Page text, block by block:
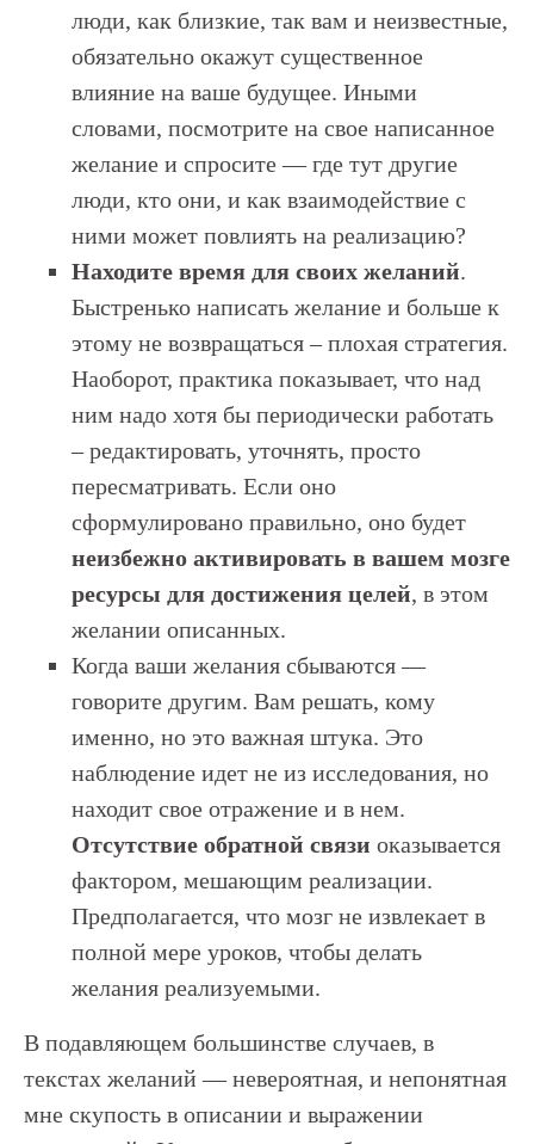
люди, как близкие, так вам и неизвестные,
обязательно окажут существенное
влияние на ваше будущее. Иными
словами, посмотрите на свое написанное
желание и спросите — где тут другие
люди, кто они, и как взаимодействие с
ними может повлиять на реализацию?
Находите время для своих желаний.
Быстренько написать желание и больше к
этому не возвращаться – плохая стратегия.
Наоборот, практика показывает, что над
ним надо хотя бы периодически работать
– редактировать, уточнять, просто
пересматривать. Если оно
сформулировано правильно, оно будет
неизбежно активировать в вашем мозге
ресурсы для достижения целей, в этом
желании описанных.
Когда ваши желания сбываются —
говорите другим. Вам решать, кому
именно, но это важная штука. Это
наблюдение идет не из исследования, но
находит свое отражение и в нем.
Отсутствие обратной связи оказывается
фактором, мешающим реализации.
Предполагается, что мозг не извлекает в
полной мере уроков, чтобы делать
желания реализуемыми.
В подавляющем большинстве случаев, в
текстах желаний — невероятная, и непонятная
мне скупость в описании и выражении